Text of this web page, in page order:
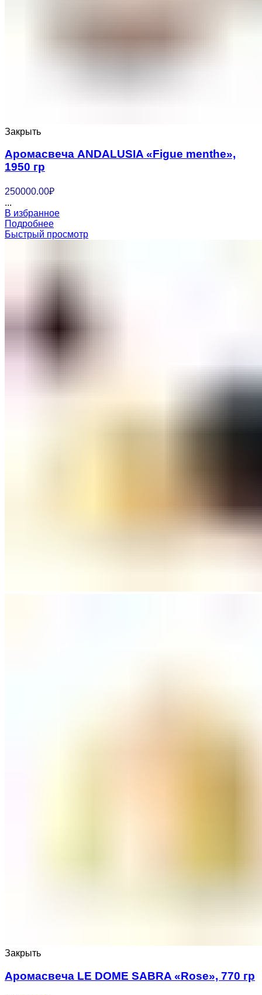
Закрыть
Аромасвеча ANDALUSIA «Figue menthe»,
1950 гр
250000.00₽
...
В избранное
Подробнее
Быстрый просмотр
Закрыть
Аромасвеча LE DOME SABRA «Rose», 770 гр